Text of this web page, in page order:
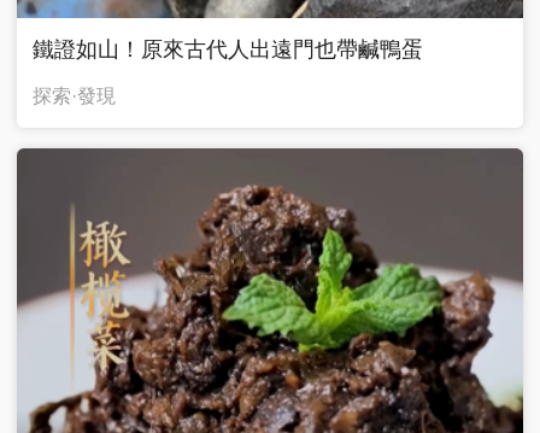
鐵證如山！原來古代人出遠門也帶鹹鴨蛋
探索·發現